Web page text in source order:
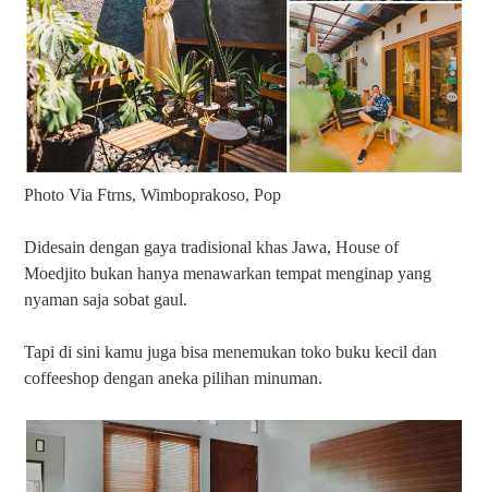
Photo Via Ftrns, Wimboprakoso, Pop
Didesain dengan gaya tradisional khas Jawa, House of
Moedjito bukan hanya menawarkan tempat menginap yang
nyaman saja sobat gaul.
Tapi di sini kamu juga bisa menemukan toko buku kecil dan
coffeeshop dengan aneka pilihan minuman.